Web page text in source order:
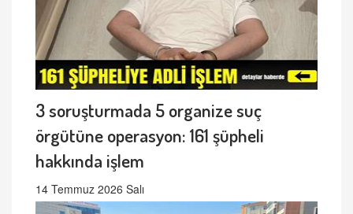
3 soruşturmada 5 organize suç
örgütüne operasyon: 161 şüpheli
hakkında işlem
14 Temmuz 2026 Salı